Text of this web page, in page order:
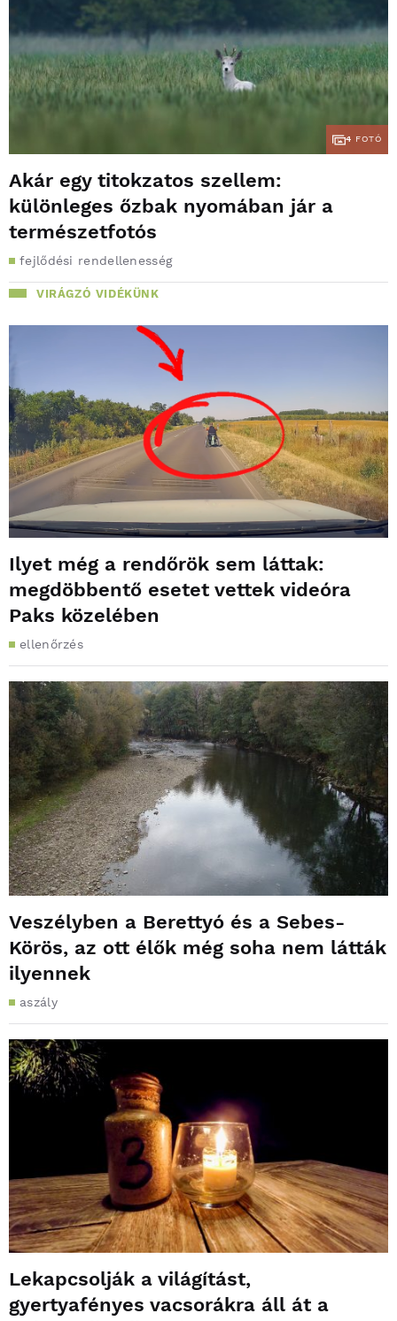
4 FOTÓ
Akár egy titokzatos szellem:
különleges őzbak nyomában jár a
természetfotós
fejlődési rendellenesség
VIRÁGZÓ VIDÉKÜNK
Ilyet még a rendőrök sem láttak:
megdöbbentő esetet vettek videóra
Paks közelében
ellenőrzés
Veszélyben a Berettyó és a Sebes-
Körös, az ott élők még soha nem látták
ilyennek
aszály
Lekapcsolják a világítást,
gyertyafényes vacsorákra áll át a